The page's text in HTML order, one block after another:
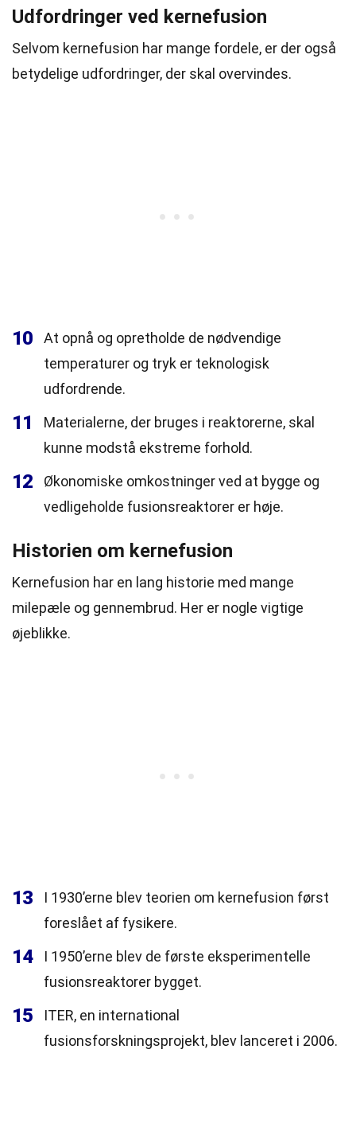
Udfordringer ved kernefusion
Selvom kernefusion har mange fordele, er der også
betydelige udfordringer, der skal overvindes.
10
At opnå og opretholde de nødvendige
temperaturer og tryk er teknologisk
udfordrende.
11
Materialerne, der bruges i reaktorerne, skal
kunne modstå ekstreme forhold.
12
Økonomiske omkostninger ved at bygge og
vedligeholde fusionsreaktorer er høje.
Historien om kernefusion
Kernefusion har en lang historie med mange
milepæle og gennembrud. Her er nogle vigtige
øjeblikke.
13
I 1930’erne blev teorien om kernefusion først
foreslået af fysikere.
14
I 1950’erne blev de første eksperimentelle
fusionsreaktorer bygget.
15
ITER, en international
fusionsforskningsprojekt, blev lanceret i 2006.